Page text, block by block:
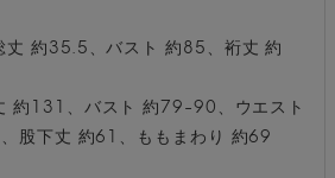
丈 約35.5、バスト 約85、裄丈 約
約131、バスト 約79-90、ウエスト
股下丈 約61、ももまわり 約69